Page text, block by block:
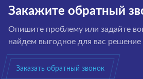
Закажите обратный
Опишите проблему или задайте
найдем выгодное для вас решение
Заказать обратный звонок